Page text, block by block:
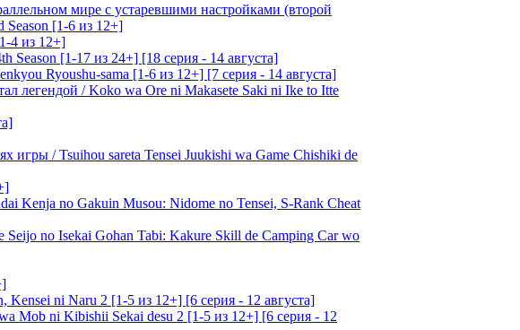
мире с устаревшими настройками (второй
Season [1-6 из 12+]
4 из 12+]
Season [1-17 из 24+] [18 серия - 14 августа]
Ryoushu-sama [1-6 из 12+] [7 серия - 14 августа]
легендой / Koko wa Ore ni Makasete Saki ni Ike to Itte
/ Tsuihou sareta Tensei Juukishi wa Game Chishiki de
Kenja no Gakuin Musou: Nidome no Tensei, S-Rank Cheat
Seijo no Isekai Gohan Tabi: Kakure Skill de Camping Car wo
ni Naru 2 [1-5 из 12+] [6 серия - 12 августа]
Mob ni Kibishii Sekai desu 2 [1-5 из 12+] [6 серия - 12